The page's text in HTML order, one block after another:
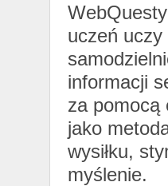
uczeń
informacji
za pomocą
jako
wysiłku,
myślenie.